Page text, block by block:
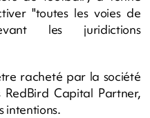
"toutes les voies de
les juridictions
racheté par la société
RedBird Capital Partner,
intentions.